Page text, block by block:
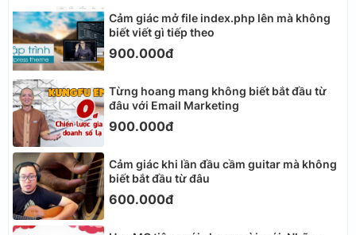
Cảm giác mở file index.php lên mà không
biết viết gì tiếp theo
900.000đ
Từng hoang mang không biết bắt đầu từ
đâu với Email Marketing
900.000đ
Cảm giác khi lần đầu cầm guitar mà không
biết bắt đầu từ đâu
600.000đ